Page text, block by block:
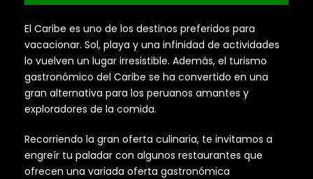
El Caribe es uno de los destinos preferidos para
vacacionar. Sol, playa y una infinidad de actividades
lo vuelven un lugar irresistible. Además, el turismo
gastronómico del Caribe se ha convertido en una
gran alternativa para los peruanos amantes y
exploradores de la comida.
Recorriendo la gran oferta culinaria, te invitamos a
engreír tu paladar con algunos restaurantes que
ofrecen una variada oferta gastronómica